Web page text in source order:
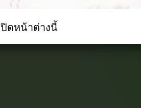
ปิดหน้าต่างนี้